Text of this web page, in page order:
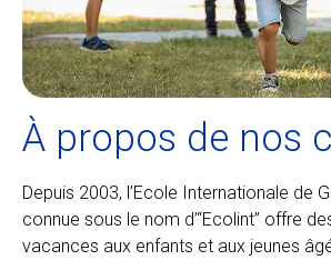
À propos de nos
Depuis 2003, l’Ecole Internationale de
connue sous le nom d’“Ecolint” offre
vacances aux enfants et aux jeunes